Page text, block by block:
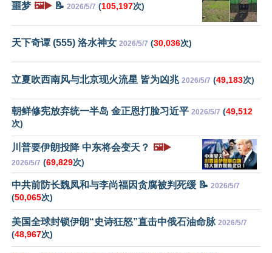
噩梦 🖼️▶️ 📝 2026/5/7 (105,197次)
天下奇谭 (555) 洛水神女 2026/5/7 (30,036次)
立夏吹西南风与北京现火流星 皆为凶兆 2026/5/7 (49,183次)
朝鲜修宪放弃统一半岛 金正恩打脸习近平 2026/5/7 (49,512
次)
川普要伊朗投降 中东将会变天？ 🖼️▶️
2026/5/7 (69,829次)
中共前防长魏凤和与李尚福因贪腐被判死缓 📝 2026/5/7
(50,065次)
美国全球封锁伊朗“史诗狂怒”直击中俄石油命脉 2026/5/7
(48,967次)